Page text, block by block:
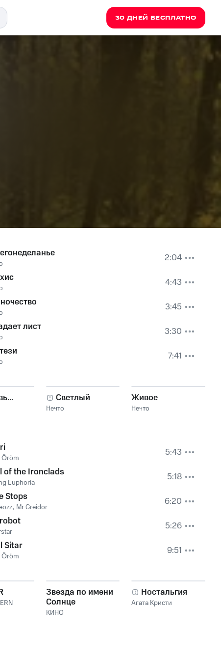
30 ДНЕЙ БЕСПЛАТНО
2:04
4:43
3:45
лист
3:30
7:41
Светлый
Нечто
Живое
Нечто
Öröm
5:43
of the Ironclads
Euphoria
5:18
Stops
, Mr Greidor
6:20
5:26
Sitar
Öröm 9:51
Звезда по имени
Солнце
КИНО
Ностальгия
Агата Кристи